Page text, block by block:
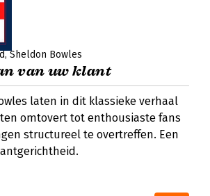
Sheldon Bowles
van uw klant
laten in dit klassieke verhaal
omtovert tot enthousiaste fans
structureel te overtreffen. Een